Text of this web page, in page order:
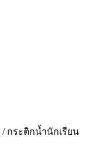
/ กระติกน้ำนักเรียน